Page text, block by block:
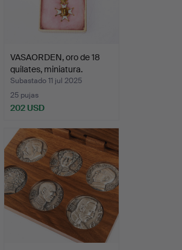
VASAORDEN, oro de 18
quilates, miniatura.
Subastado 11 jul 2025
25 pujas
202 USD